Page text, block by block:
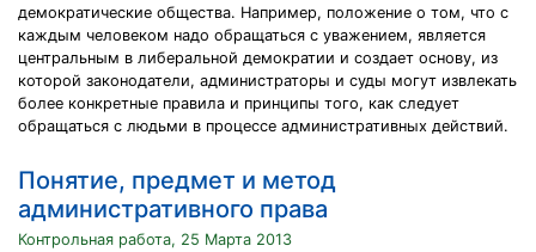
демократические общества. Например, положение о том, что с
каждым человеком надо обращаться с уважением, является
центральным в либеральной демократии и создает основу, из
которой законодатели, администраторы и суды могут извлекать
более конкретные правила и принципы того, как следует
обращаться с людьми в процессе административных действий.
Понятие, предмет и метод
административного права
Контрольная работа, 25 Марта 2013